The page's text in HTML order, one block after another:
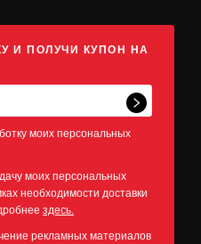
И ПОЛУЧИ КУПОН НА
моих персональных
моих персональных
необходимости доставки
здесь.
рекламных материалов